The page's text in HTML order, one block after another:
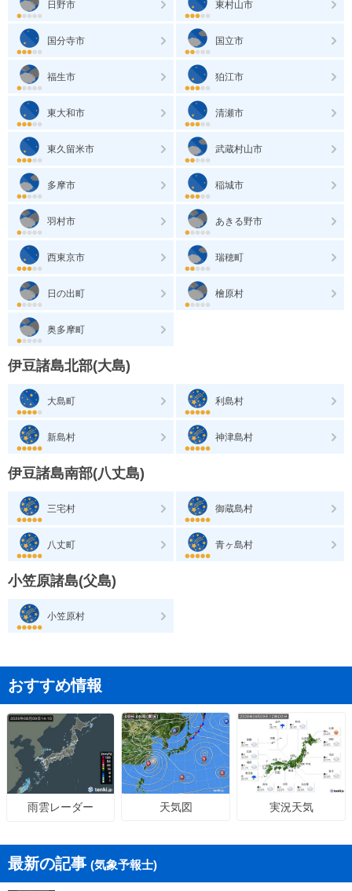
日野市 東村山市
国分寺市 国立市
福生市 狛江市
東大和市 清瀬市
東久留米市 武蔵村山市
多摩市 稲城市
羽村市 あきる野市
西東京市 瑞穂町
日の出町 檜原村
奥多摩町
伊豆諸島北部(大島)
大島町 利島村
新島村 神津島村
伊豆諸島南部(八丈島)
三宅村 御蔵島村
八丈町 青ヶ島村
小笠原諸島(父島)
小笠原村
おすすめ情報
雨雲レーダー 天気図 実況天気
最新の記事 (気象予報士)